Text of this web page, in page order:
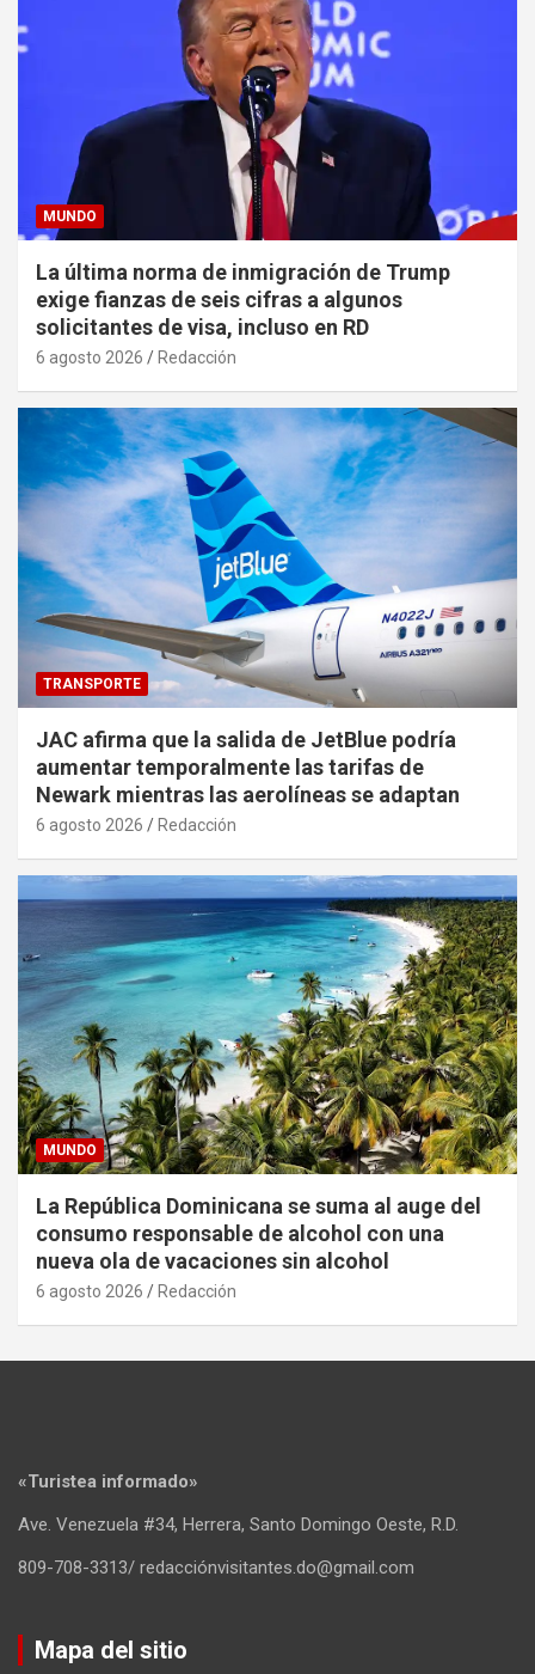
MUNDO
La última norma de inmigración de Trump
exige fianzas de seis cifras a algunos
solicitantes de visa, incluso en RD
6 agosto 2026 Redacción
TRANSPORTE
JAC afirma que la salida de JetBlue podría
aumentar temporalmente las tarifas de
Newark mientras las aerolíneas se adaptan
6 agosto 2026 Redacción
MUNDO
La República Dominicana se suma al auge del
consumo responsable de alcohol con una
nueva ola de vacaciones sin alcohol
6 agosto 2026 Redacción
«Turistea informado»
Ave. Venezuela #34, Herrera, Santo Domingo Oeste, R.D.
809-708-3313/ redacciónvisitantes.do@gmail.com
Mapa del sitio